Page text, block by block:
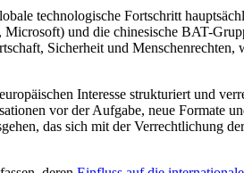
technologische Fortschritt
und die chinesische BAT-
Sicherheit und Menschenrechten,
Interesse strukturiert und
vor der Aufgabe, neue Formate
das sich mit der Verrechtlichung